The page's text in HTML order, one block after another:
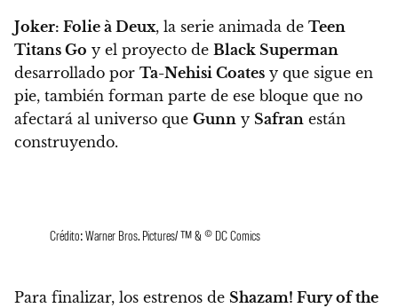
Joker: Folie à Deux, la serie animada de Teen
Titans Go y el proyecto de Black Superman
desarrollado por Ta-Nehisi Coates y que sigue en
pie, también forman parte de ese bloque que no
afectará al universo que Gunn y Safran están
construyendo.
Crédito: Warner Bros. Pictures/ ™ & © DC Comics
Para finalizar, los estrenos de Shazam! Fury of the